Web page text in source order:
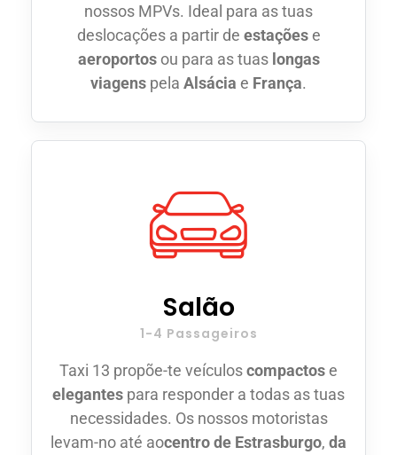
nossos MPVs. Ideal para as tuas
deslocações a partir de estaçõese
aeroportosou para as tuas longas
viagens pela Alsácia e França.
Salão
1-4 Passageiros
Taxi 13 propõe-te veículoscompactose
elegantes para responder a todas as tuas
necessidades. Os nossos motoristas
levam-no até aocentro de Estrasburgo, da